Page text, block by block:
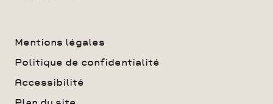
Mentions légales
Politique de confidentialité
Accessibilité